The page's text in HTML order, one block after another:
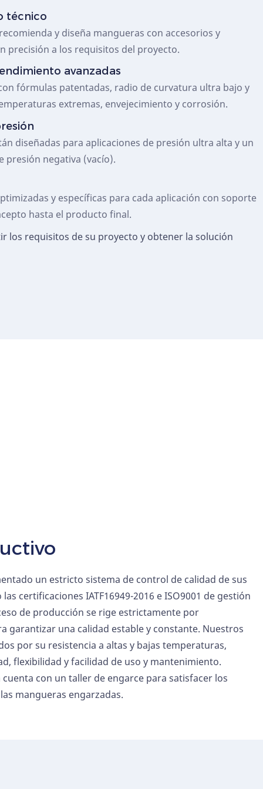
técnico
y diseña mangueras con accesorios y
precisión a los requisitos del proyecto.
avanzadas
fórmulas patentadas, radio de curvatura ultra bajo y
extremas, envejecimiento y corrosión.
diseñadas para aplicaciones de presión ultra alta y un
presión negativa (vacío).
y específicas para cada aplicación con soporte
hasta el producto final.
los requisitos de su proyecto y obtener la solución
un estricto sistema de control de calidad de sus
certificaciones IATF16949-2016 e ISO9001 de gestión
de producción se rige estrictamente por
garantizar una calidad estable y constante. Nuestros
por su resistencia a altas y bajas temperaturas,
flexibilidad y facilidad de uso y mantenimiento.
con un taller de engarce para satisfacer los
mangueras engarzadas.